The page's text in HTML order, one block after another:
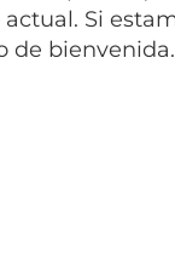
Si
de bienvenida.